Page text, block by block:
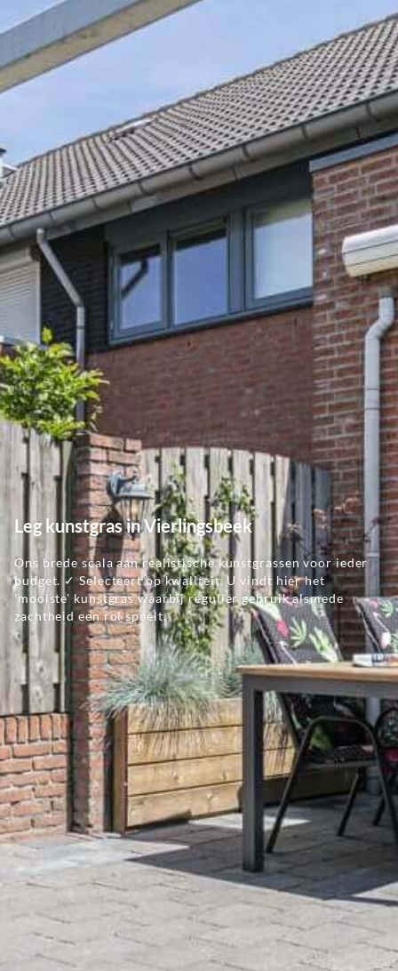
Leg kunstgras in Vierlingsbeek
Ons brede scala aan realistische kunstgrassen voor ieder
budget. ✓ Selecteert op kwaliteit. U vindt hier het
'mooiste' kunstgras waarbij regulier gebruik alsmede
zachtheid een rol speelt.